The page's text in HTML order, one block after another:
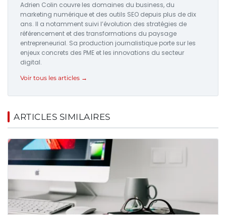
Adrien Colin couvre les domaines du business, du
marketing numérique et des outils SEO depuis plus de dix
ans. Il a notamment suivi l’évolution des stratégies de
référencement et des transformations du paysage
entrepreneurial. Sa production journalistique porte sur les
enjeux concrets des PME et les innovations du secteur
digital.
Voir tous les articles →
ARTICLES SIMILAIRES